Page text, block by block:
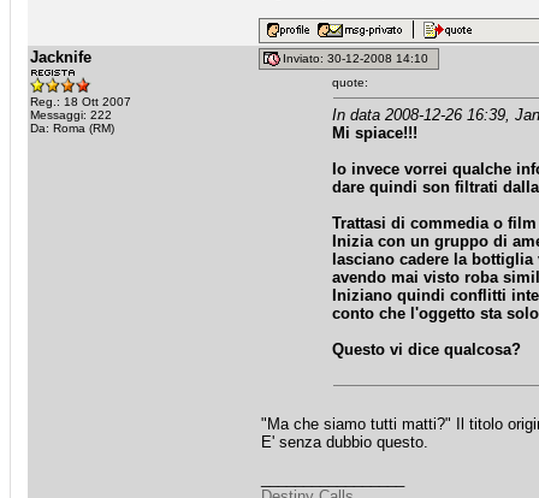
Jacknife
Reg.: 18 Ott 2007
Messaggi: 222
Da: Roma (RM)
Inviato: 30-12-2008 14:10
quote:
In data 2008-12-26 16:39,
Mi spiace!!!
Io invece vorrei qualche
dare quindi son filtrati
Trattasi di commedia o
Inizia con un gruppo di
lasciano cadere la
avendo mai visto roba
Iniziano quindi conflitti
conto che l'oggetto sta
Questo vi dice qualcosa?
"Ma che siamo tutti matti?" Il titolo
E' senza dubbio questo.